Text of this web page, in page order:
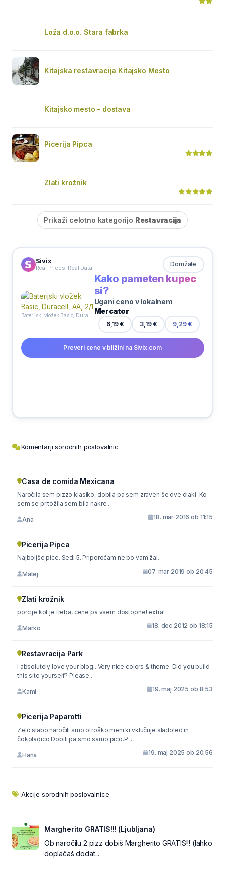
Loža d.o.o. Stara fabrka
Kitajska restavracija Kitajsko Mesto
Kitajsko mesto - dostava
Picerija Pipca
Zlati krožnik
Prikaži celotno kategorijo Restavracija
Sivix
Real Prices. Real Data Domžale
Kako pameten kupec
si?
Ugani ceno v lokalnem
Mercator
6,19 € 3,19 € 9,29 €
Preveri cene v bližini na Sivix.com
Komentarji sorodnih poslovalnic
Casa de comida Mexicana
Naročila sem pizzo klasiko, dobila pa sem zraven še dve dlaki. Ko
sem se pritožila sem bila nakre...
Ana 18. mar 2016 ob 11:15
Picerija Pipca
Najboljše pice. Sedi 5. Priporočam ne bo vam žal.
Matej 07. mar 2019 ob 20:45
Zlati krožnik
porcije kot je treba, cene pa vsem dostopne! extra!
Marko 18. dec 2012 ob 18:15
Restavracija Park
I absolutely love your blog.. Very nice colors & theme. Did you build
this site yourself? Please...
Kami 19. maj 2025 ob 8:53
Picerija Paparotti
Zelo slabo naročili smo otroško meni ki vklučuje sladoled in
čokoladico.Dobili pa smo samo pico.P...
Hana 19. maj 2025 ob 20:56
Akcije sorodnih poslovalnice
Margherito GRATIS!!! (Ljubljana)
Ob naročilu 2 pizz dobiš Margherito GRATIS!!! (lahko
doplačaš dodat...